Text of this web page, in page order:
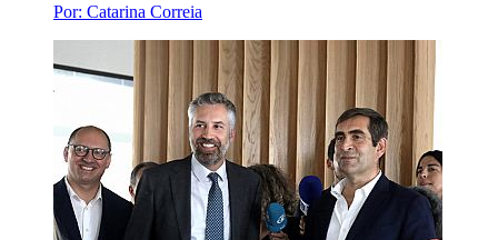
Por: Catarina Correia